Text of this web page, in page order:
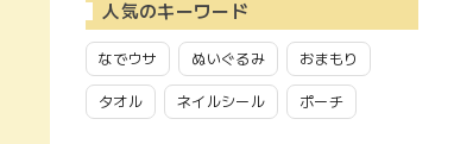
人気のキーワード
なでウサ ぬいぐるみ おまもり
タオル ネイルシール ポーチ